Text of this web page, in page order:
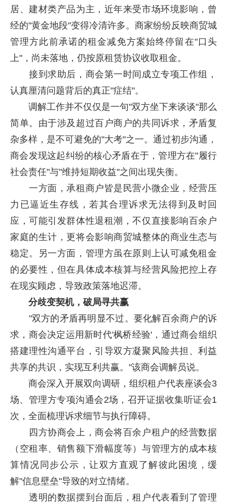
居、建材类产品为主，近年来受市场环境影响，曾
经的"黄金地段"变得冷清许多。商家纷纷反映商贸城
管理方此前承诺的租金减免方案始终停留在"口头
上"，尚未落地，仍按原租赁协议收取租金。
接到求助后，商会第一时间成立专项工作组，
认真厘清问题背后的真正"症结"。
调解工作并不仅仅是一句"双方坐下来谈谈"那么
简单。由于涉及超过百户商户的共同诉求，矛盾复
杂多样，是不可避免的"大考"之一。通过初步沟通，
商会发现这起纠纷的核心矛盾在于，管理方在"履行
社会责任"与"维持短期收益"之间出现失衡。
一方面，承租商户皆是民营小微企业，经营压
力已逼近生存线，若其合理诉求无法得到及时回
应，可能引发群体性退租潮，不仅直接影响百余户
家庭的生计，更将会影响商贸城整体的商业生态与
稳定。另一方面，管理方虽在原则上认可减免租金
的必要性，但在具体成本核算与经营风险把控上存
在现实顾虑，导致政策落地迟滞。
分歧变契机，破局寻共赢
"双方的矛盾再明显不过。要化解百余商户的诉
求，商会决定运用新时代'枫桥经验'，通过商会组织
搭建理性沟通平台，引导双方凝聚风险共担、利益
共享的共识，实现互利共赢。"该商会调解员说。
商会深入开展双向调研，组织租户代表座谈会3
场、管理方专项沟通会2场，召开证据收集听证会1
次，全面梳理诉求细节与执行障碍。
四方协商会上，商会将百余户租户的经营数据
（空租率、销售额下滑幅度等）与管理方的成本核
算情况同步公示，让双方直观了解彼此困境，缓
解"信息壁垒"导致的对立情绪。
透明的数据摆到台面后，租户代表看到了管理